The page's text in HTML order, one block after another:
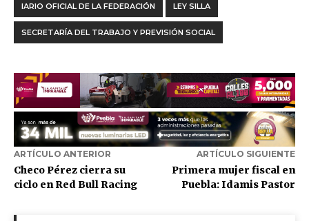
IARIO OFICIAL DE LA FEDERACIÓN LEY SILLA
SECRETARÍA DEL TRABAJO Y PREVISIÓN SOCIAL
ARTÍCULO ANTERIOR
Checo Pérez cierra su
ciclo en Red Bull Racing
ARTÍCULO SIGUIENTE
Primera mujer fiscal en
Puebla: Idamis Pastor